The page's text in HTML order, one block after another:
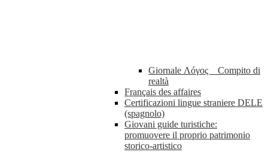
Giornale Λóγος _ Compito di
realtà
Français des affaires
Certificazioni lingue straniere DELE
(spagnolo)
Giovani guide turistiche:
promuovere il proprio patrimonio
storico-artistico